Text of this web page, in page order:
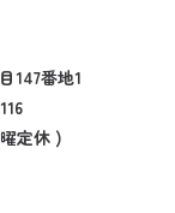
147番地1
定休 )